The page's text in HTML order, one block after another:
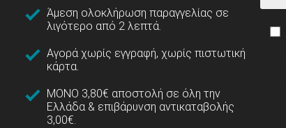
Άμεση ολοκλήρωση παραγγελίας σε
λιγότερο από 2 λεπτά.
Αγορά χωρίς εγγραφή, χωρίς πιστωτική
κάρτα.
ΜΟΝΟ 3,80€ αποστολή σε όλη την
Ελλάδα & επιβάρυνση αντικαταβολής
3,00€.